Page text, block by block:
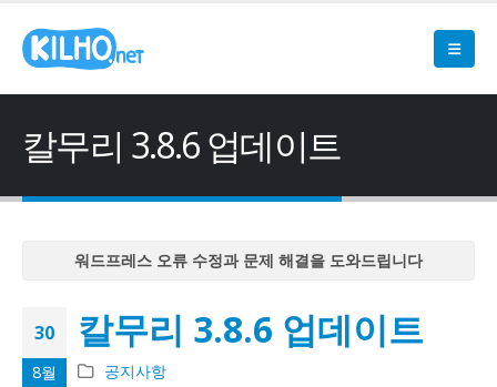
칼무리 3.8.6 업데이트
워드프레스 오류 수정과 문제 해결을 도와드립니다
워드프레스 오류 수정과 문제 해결을 도와드립니다
워드프레스 오류 수정과 문제 해결을 도와드립니다
워드프레스 오류 수정과 문제 해결을 도와드립니다
30
8월
칼무리 3.8.6 업데이트
공지사항